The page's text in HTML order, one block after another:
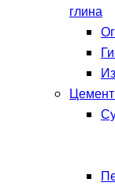
глина